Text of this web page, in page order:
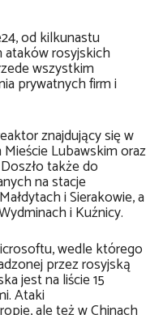
od kilkunastu
rosyjskich
wszystkim
prywatnych firm i
znajdujący się w
Lubawskim oraz
także do
na stacje
i Sierakowie, a
i Kuźnicy.
wedle którego
przez rosyjską
jest na liście 15
Ataki